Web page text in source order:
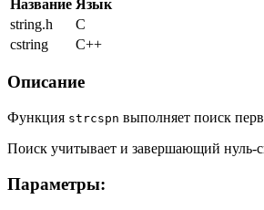
Название Язык
string.h
С
cstring
С++
Описание
Функция strcspn выполняет поиск
Поиск учитывает и завершающий нуль-
Параметры: